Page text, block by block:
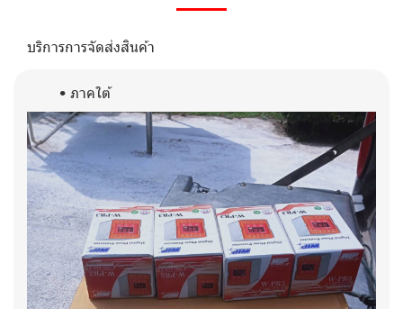
บริการการจัดส่งสินค้า
ภาคใต้